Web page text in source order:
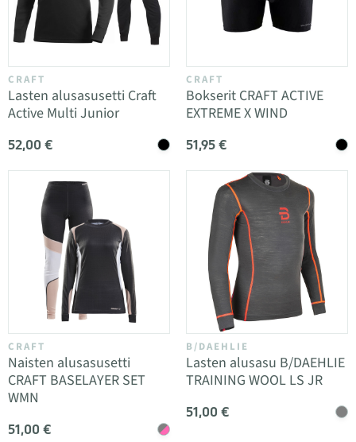
CRAFT
Lasten alusasusetti Craft
Active Multi Junior
52,00 €
CRAFT
Bokserit CRAFT ACTIVE
EXTREME X WIND
51,95 €
CRAFT
Naisten alusasusetti
CRAFT BASELAYER SET
WMN
51,00 €
B/DAEHLIE
Lasten alusasu B/DAEHLIE
TRAINING WOOL LS JR
51,00 €